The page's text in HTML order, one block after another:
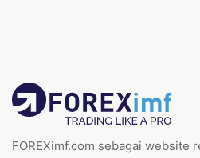
FOREXimf.com sebagai website